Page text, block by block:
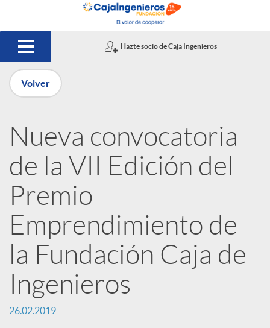
Saltar al contenido principal
Hazte socio de Caja Ingenieros
u
b
l
i
c
Volver
Nueva convocatoria
de la VII Edición del
Premio
Emprendimiento de
la Fundación Caja de
Ingenieros
26.02.2019